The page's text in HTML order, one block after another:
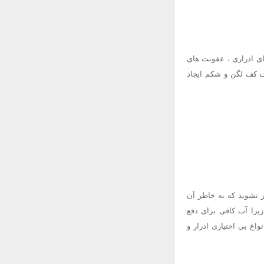
ادراری ، عفونت های
کف لگن و شکم ایجاد
نشوید که به خاطر آن
آب کافی برای دفع
بی اختیاری ادرار و